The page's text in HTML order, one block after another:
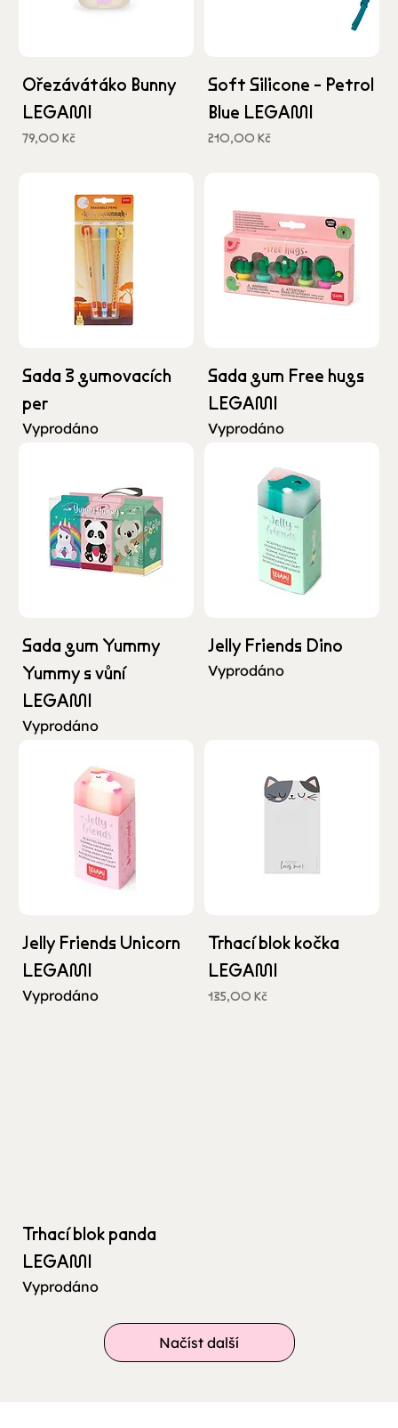
Ořezávátáko Bunny
LEGAMI
Cena
79,00 Kč
Soft Silicone - Petrol
Blue LEGAMI
Cena
210,00 Kč
Sada 3 gumovacích
per
Vyprodáno
Sada gum Free hugs
LEGAMI
Vyprodáno
Sada gum Yummy
Yummy s vůní
LEGAMI
Vyprodáno
Jelly Friends Dino
Vyprodáno
Jelly Friends Unicorn
LEGAMI
Vyprodáno
Trhací blok kočka
LEGAMI
Cena
135,00 Kč
Trhací blok panda
LEGAMI
Vyprodáno
Načíst další